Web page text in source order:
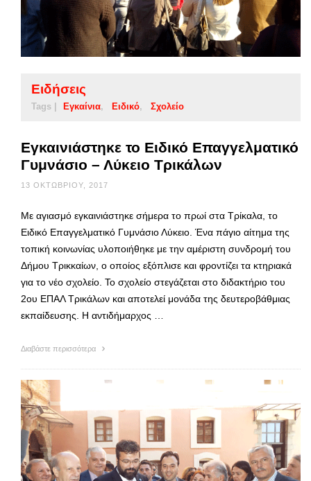
Ειδήσεις
Tags | Εγκαίνια Ειδικό Σχολείο
Εγκαινιάστηκε το Ειδικό Επαγγελματικό
Γυμνάσιο – Λύκειο Τρικάλων
13 ΟΚΤΩΒΡΊΟΥ, 2017
Με αγιασμό εγκαινιάστηκε σήμερα το πρωί στα Τρίκαλα, το
Ειδικό Επαγγελματικό Γυμνάσιο Λύκειο. Ένα πάγιο αίτημα της
τοπική κοινωνίας υλοποιήθηκε με την αμέριστη συνδρομή του
Δήμου Τρικκαίων, ο οποίος εξόπλισε και φροντίζει τα κτηριακά
για το νέο σχολείο. Το σχολείο στεγάζεται στο διδακτήριο του
2ου ΕΠΑΛ Τρικάλων και αποτελεί μονάδα της δευτεροβάθμιας
εκπαίδευσης. Η αντιδήμαρχος …
Διαβάστε περισσότερα